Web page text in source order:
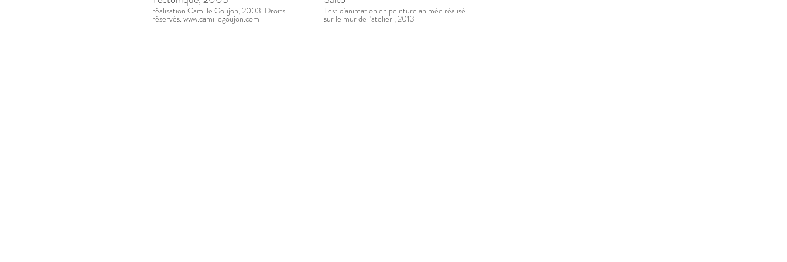
réalisation Camille Goujon, 2003. Droits
réservés. www.camillegoujon.com
Test d'animation en peinture animée réalisé
sur le mur de l'atelier , 2013